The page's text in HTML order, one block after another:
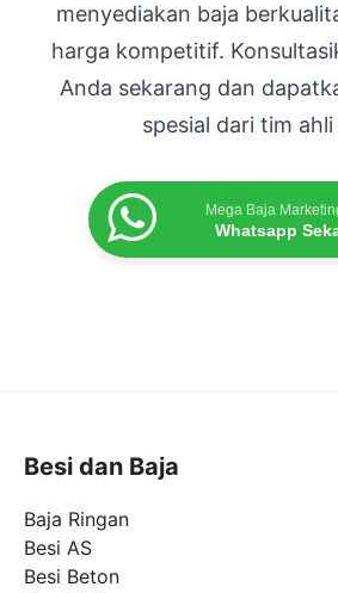
menyediakan baja
harga kompetitif.
Anda sekarang dan
spesial dari tim ahli
Mega Baja
Whatsapp
Besi dan Baja
Baja Ringan
Besi AS
Besi Beton